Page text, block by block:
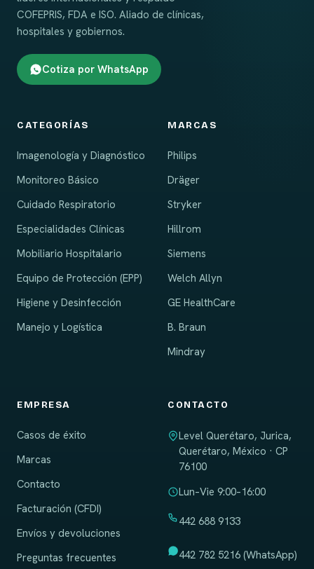
COFEPRIS, FDA e ISO. Aliado de clínicas,
hospitales y gobiernos.
Cotiza por WhatsApp
CATEGORÍAS
Imagenología y Diagnóstico
Monitoreo Básico
Cuidado Respiratorio
Especialidades Clínicas
Mobiliario Hospitalario
Equipo de Protección (EPP)
Higiene y Desinfección
Manejo y Logística
MARCAS
Philips
Dräger
Stryker
Hillrom
Siemens
Welch Allyn
GE HealthCare
B. Braun
Mindray
EMPRESA
Casos de éxito
Marcas
Contacto
Facturación (CFDI)
Envíos y devoluciones
Preguntas frecuentes
CONTACTO
Level Querétaro, Jurica,
Querétaro, México · CP
76100
Lun–Vie 9:00–16:00
442 688 9133
442 782 5216 (WhatsApp)